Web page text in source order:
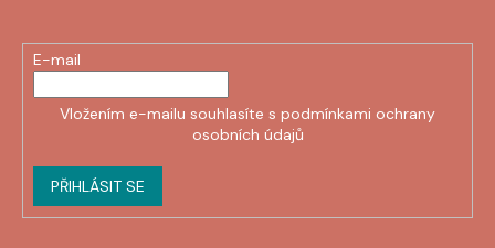
E-mail
Vložením e-mailu souhlasíte s podmínkami ochrany
osobních údajů
PŘIHLÁSIT SE